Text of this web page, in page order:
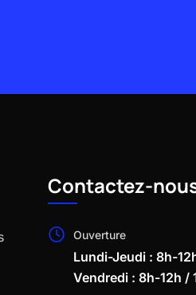
Contactez-
Ouverture
Lundi-Jeudi : 8h-
Vendredi : 8h-12h /